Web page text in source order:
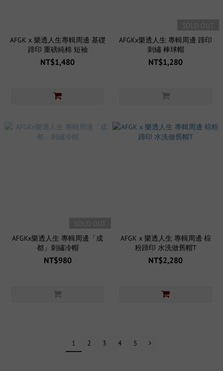
AFGK x 樂透人生專輯周邊 基礎
蹄印 重磅純棉 短袖
NT$1,480
AFGKx樂透人生 專輯周邊 蹄印
刺繡 棒球帽
NT$1,280
AFGKx樂透人生 專輯周邊「成
都」刺繡冷帽
NT$980
AFGK x 樂透人生 專輯周邊 棕
粉蹄印 水洗做舊帽T
NT$2,280
1 2 3 4 5